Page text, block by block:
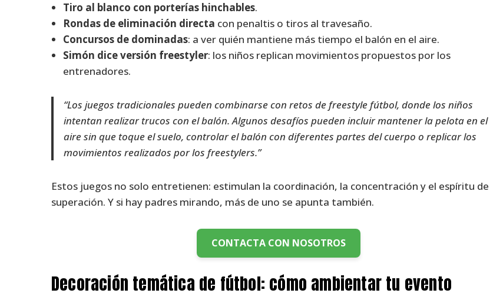
Tiro al blanco con porterías hinchables.
Rondas de eliminación directa con penaltis o tiros al travesaño.
Concursos de dominadas: a ver quién mantiene más tiempo el balón en el aire.
Simón dice versión freestyler: los niños replican movimientos propuestos por los
entrenadores.
“Los juegos tradicionales pueden combinarse con retos de freestyle fútbol, donde los niños
intentan realizar trucos con el balón. Algunos desafíos pueden incluir mantener la pelota en el
aire sin que toque el suelo, controlar el balón con diferentes partes del cuerpo o replicar los
movimientos realizados por los freestylers.”
Estos juegos no solo entretienen: estimulan la coordinación, la concentración y el espíritu de
superación. Y si hay padres mirando, más de uno se apunta también.
CONTACTA CON NOSOTROS
Decoración temática de fútbol: cómo ambientar tu evento